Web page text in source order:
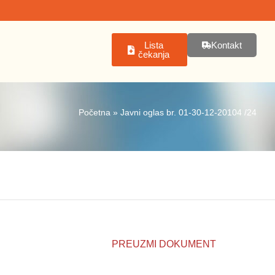
Lista
čekanja
Kontakt
Početna» Javni oglas br. 01-30-12-20104 /24
PREUZMI DOKUMENT